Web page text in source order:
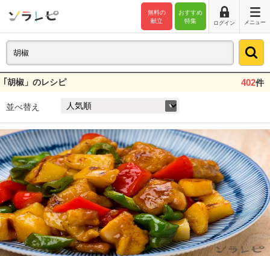
おすすめ
特集
無料の
献立
ログイン メニュー
｢胡椒」のレシピ 402件
並べ替え